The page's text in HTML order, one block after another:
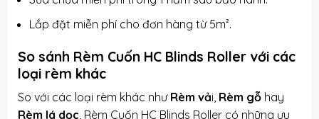
Lắp đặt miễn phí cho đơn hàng từ 5m².
So sánh Rèm Cuốn HC Blinds Roller với các
loại rèm khác
So với các loại rèm khác như Rèm vải, Rèm gỗhay
Rèm lá dọc, Rèm Cuốn HC Blinds Roller có những ưu